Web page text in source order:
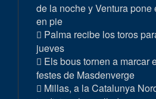
de la noche y Ventura
en pie
Palma recibe los toros
jueves
Els bous tornen a marcar
festes de Masdenverge
Millas, a la Catalunya